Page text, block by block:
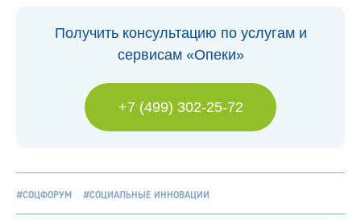
Получить консультацию по услугам и
сервисам «Опеки»
+7 (499) 302-25-72
#СОЦФОРУМ #СОЦИАЛЬНЫЕ ИННОВАЦИИ